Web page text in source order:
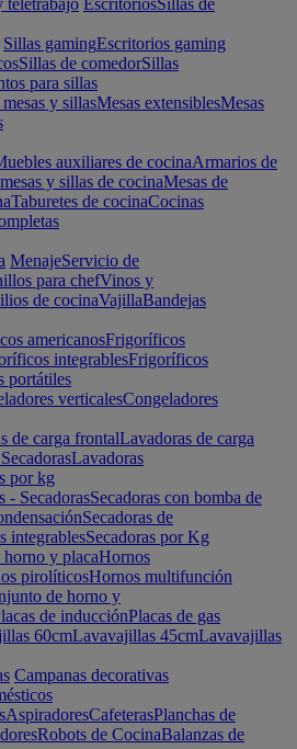
teletrabajo EscritoriosSillas de
Sillas gamingEscritorios gaming
Sillas de comedorSillas
para sillas
y sillasMesas extensiblesMesas
auxiliares de cocinaArmarios de
y sillas de cocinaMesas de
Taburetes de cocinaCocinas
MenajeServicio de
para chefVinos y
de cocinaVajillaBandejas
americanosFrigoríficos
integrablesFrigoríficos
portátiles
verticalesCongeladores
de carga frontalLavadoras de carga
Lavadoras
por kg
- SecadorasSecadoras con bomba de
Secadoras de
integrablesSecadoras por Kg
y placaHornos
pirolíticosHornos multifunción
de horno y
de inducciónPlacas de gas
60cmLavavajillas 45cmLavavajillas
Campanas decorativas
AspiradoresCafeterasPlanchas de
Robots de CocinaBalanzas de